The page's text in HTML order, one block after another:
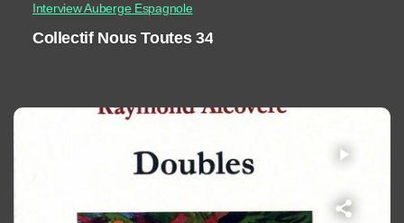
Interview Auberge Espagnole
Collectif Nous Toutes 34
play_arrow